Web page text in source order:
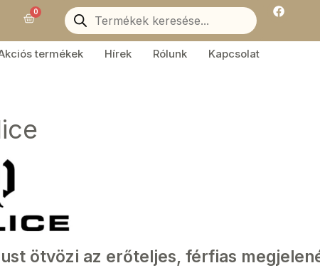
0Kosár
Products
search
F
a
e
termékek Hírek Rólunk Kapcsolat
ötvözi az erőteljes, férfias